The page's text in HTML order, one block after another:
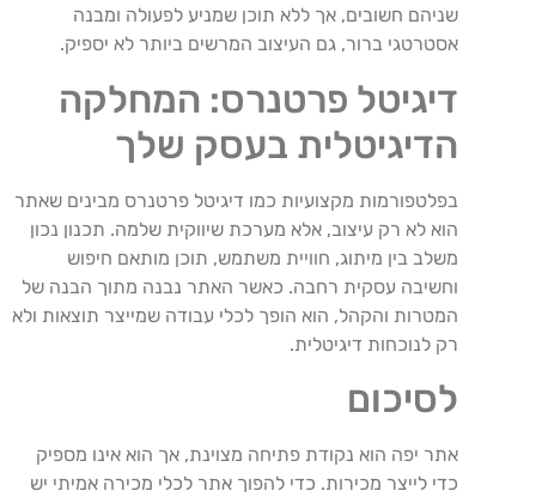
שניהם חשובים, אך ללא תוכן שמניע לפעולה ומבנה
אסטרטגי ברור, גם העיצוב המרשים ביותר לא יספיק.
דיגיטל פרטנרס: המחלקה
הדיגיטלית בעסק שלך
בפלטפורמות מקצועיות כמו דיגיטל פרטנרס מבינים שאתר
הוא לא רק עיצוב, אלא מערכת שיווקית שלמה. תכנון נכון
משלב בין מיתוג, חוויית משתמש, תוכן מותאם חיפוש
וחשיבה עסקית רחבה. כאשר האתר נבנה מתוך הבנה של
המטרות והקהל, הוא הופך לכלי עבודה שמייצר תוצאות ולא
רק לנוכחות דיגיטלית.
לסיכום
אתר יפה הוא נקודת פתיחה מצוינת, אך הוא אינו מספיק
כדי לייצר מכירות. כדי להפוך אתר לכלי מכירה אמיתי יש